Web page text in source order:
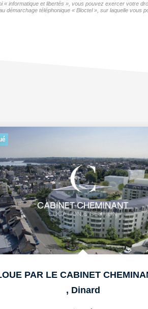
informatique et libertés », vous pouvez exercer votre
démarchage téléphonique « Bloctel », sur laquelle vous
, Dinard